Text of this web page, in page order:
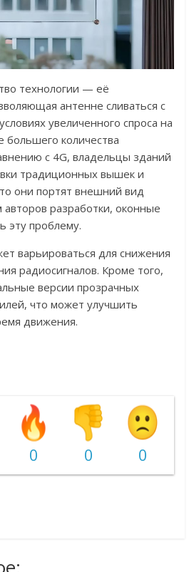
технологии — её
антенне сливаться с
увеличенного спроса на
количества
с 4G, владельцы зданий
традиционных вышек и
они портят внешний вид
разработки, оконные
эту проблему.
варьироваться для снижения
радиосигналов. Кроме того,
версии прозрачных
что может улучшить
движения.
0 0 0